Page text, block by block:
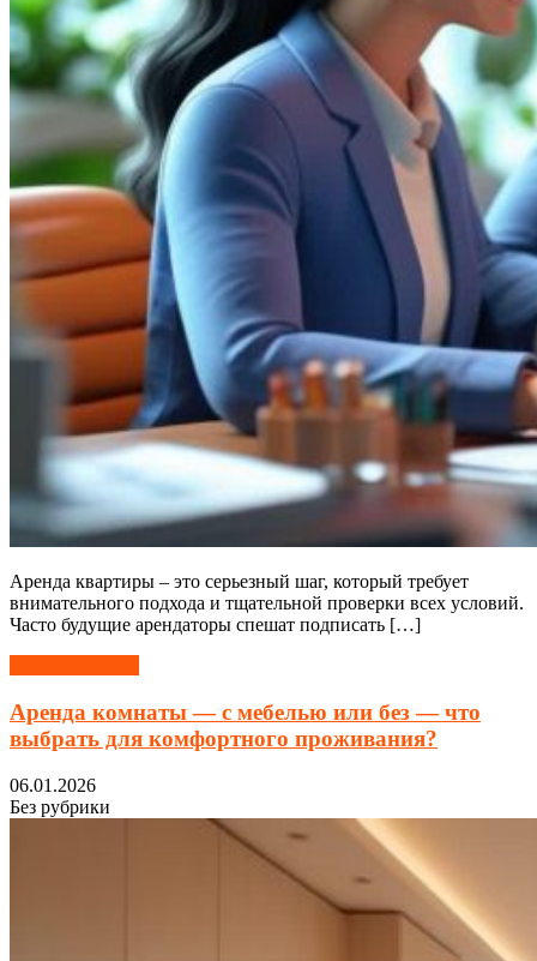
Аренда квартиры – это серьезный шаг, который требует
внимательного подхода и тщательной проверки всех условий.
Часто будущие арендаторы спешат подписать […]
Аренда комнаты — с мебелью или без — что
выбрать для комфортного проживания?
06.01.2026
Без рубрики